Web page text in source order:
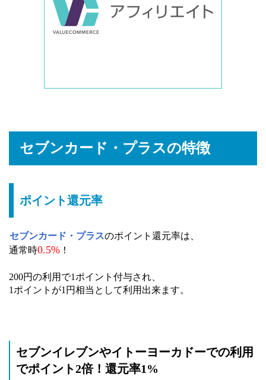
セブンカード・プラスの特徴
ポイント還元率
セブンカード・プラスのポイント還元率は、
通常時0.5% ！
200円の利用で1ポイント付与され、
1ポイントが1円相当として利用出来ます。
セブンイレブンやイトーヨーカドーでの利用
でポイント2倍！還元率1%